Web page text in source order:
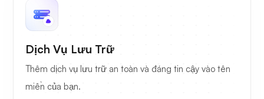
Dịch Vụ Lưu Trữ
Thêm dịch vụ lưu trữ an toàn và đáng tin cậy vào tên
miền của bạn.